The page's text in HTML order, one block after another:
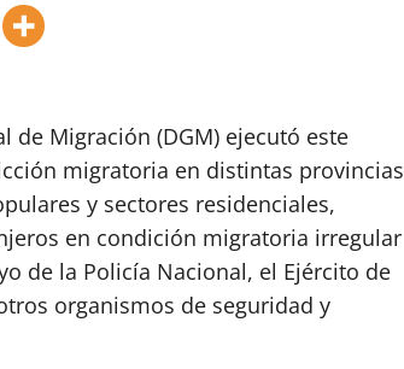
de Migración (DGM) ejecutó este
migratoria en distintas provincias
y sectores residenciales,
en condición migratoria irregular
de la Policía Nacional, el Ejército de
organismos de seguridad y